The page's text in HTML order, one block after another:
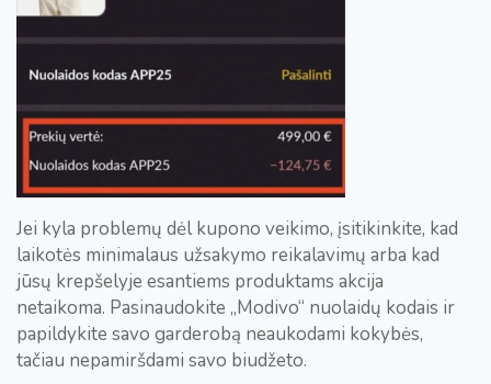
Jei kyla problemų dėl kupono veikimo, įsitikinkite, kad
laikotės minimalaus užsakymo reikalavimų arba kad
jūsų krepšelyje esantiems produktams akcija
netaikoma. Pasinaudokite „Modivo“ nuolaidų kodais ir
papildykite savo garderobą neaukodami kokybės,
tačiau nepamiršdami savo biudžeto.